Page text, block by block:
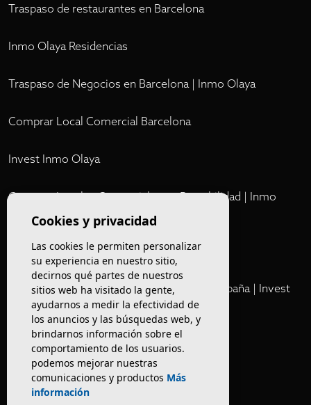
Traspaso de restaurantes en Barcelona
Inmo Olaya Residencias
Traspaso de Negocios en Barcelona | Inmo Olaya
Comprar Local Comercial Barcelona
Invest Inmo Olaya
Comprar Locales Comerciales en Rentabilidad | Inmo
Olaya
Cartera Privada de Activos Hoteleros en España | Invest
Inmo Olaya
Venta de edificios
Comprar restaurante en Barcelona
Cookies y privacidad
Las cookies le permiten personalizar
su experiencia en nuestro sitio,
decirnos qué partes de nuestros
sitios web ha visitado la gente,
ayudarnos a medir la efectividad de
los anuncios y las búsquedas web, y
brindarnos información sobre el
comportamiento de los usuarios.
podemos mejorar nuestras
comunicaciones y productos Más
información